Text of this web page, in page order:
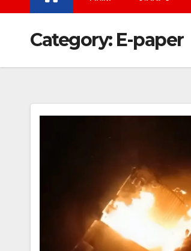
Category: E-paper